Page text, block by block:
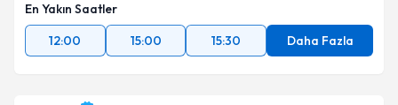
En Yakın Saatler
12:00
15:00 15:30 Daha Fazla